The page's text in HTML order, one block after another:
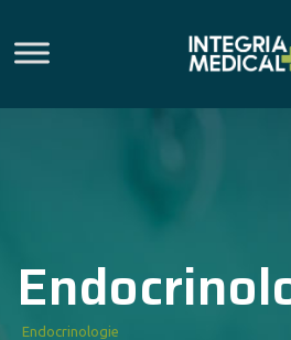
Endocrinologie